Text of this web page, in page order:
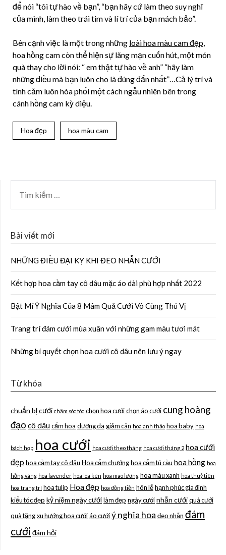
để nói “tôi tự hào về bạn”, “bạn hãy cứ làm theo suy nghĩ
của mình, làm theo trái tim và lí trí của bạn mách bảo”.
Bên cạnh việc là một trong những loài hoa màu cam đẹp,
hoa hồng cam còn thể hiện sự lãng mạn cuốn hút, một món
quà thay cho lời nói: “ em thật tự hào về anh” “hãy làm
những điều mà bạn luôn cho là đúng đắn nhất”…Cả lý trí và
tình cảm luôn hòa phối một cách ngẫu nhiên bên trong
cánh hồng cam kỳ diệu.
Hoa đẹp hoa màu cam
Bài viết mới
NHỮNG ĐIỀU ĐẠI KỴ KHI ĐEO NHẪN CƯỚI
Kết hợp hoa cầm tay cô dâu mặc áo dài phù hợp nhất 2022
Bật Mí Ý Nghĩa Của 8 Mâm Quả Cưới Vô Cùng Thú Vị
Trang trí đám cưới mùa xuân với những gam màu tươi mát
Những bí quyết chọn hoa cưới cô dâu nên lưu ý ngay
Từ khóa
chuẩn bị cưới chăm sóc tóc chọn hoa cướichọn áo cưới cung hoàng
đạo cô dâucắm hoa dưỡng da giảm cân hoa anh thảo hoa baby hoa
bách hợp hoa cưới hoa cưới theo tháng hoa cưới tháng 2 hoa cưới
đẹp hoa cầm tay cô dâu Hoa cẩm chướnghoa cẩm tú cầu hoa hồng hoa
hồng vàng hoa lavender hoa loa kèn hoa mao lương hoa màu xanh hoa thuỷ tiên
hoa trang trí hoa tulip Hoa đẹp hoa đồng tiền hôn lễhạnh phúc gia đình
kiểu tóc đẹp kỷ niệm ngày cướilàm đẹp ngày cướinhẫn cướiquà cưới
quà tặngxu hướng hoa cướiáo cướiý nghĩa hoa đeo nhẫn đám
cưới đám hỏi